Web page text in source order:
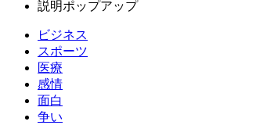
説明ポップアップ
ビジネス
スポーツ
医療
感情
面白
争い